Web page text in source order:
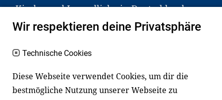
Kinder und Jugendliche in Deutschland
haben aber große Schwierigkeiten dabei.
an Familien sowie an Erzieher*innen,
Lehrer*innen und andere
Fachexpert*innen. Dafür arbeiten wir eng
Wir respektieren deine Privatsphäre
Technische Cookies
Diese Webseite verwendet Cookies, um dir die
bestmögliche Nutzung unserer Webseite zu